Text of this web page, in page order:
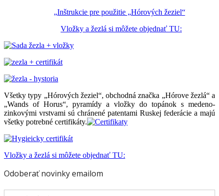
„Inštrukcie pre použitie „Hórových žeziel“
Vložky a žezlá si môžete objednať TU:
Všetky typy „Hórových žeziel“, obchodná značka „Hórove žezlá“ a
„Wands of Horus“, pyramídy a vložky do topánok s medeno-
zinkovými vrstvami sú chránené patentami Ruskej federácie a majú
všetky potrebné certifikáty.
Vložky a žezlá si môžete objednať TU: